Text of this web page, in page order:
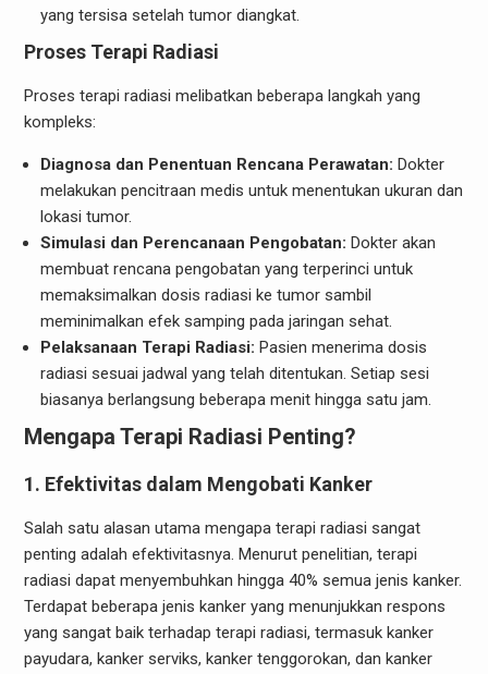
yang tersisa setelah tumor diangkat.
Proses Terapi Radiasi
Proses terapi radiasi melibatkan beberapa langkah yang
kompleks:
Diagnosa dan Penentuan Rencana Perawatan: Dokter
melakukan pencitraan medis untuk menentukan ukuran dan
lokasi tumor.
Simulasi dan Perencanaan Pengobatan: Dokter akan
membuat rencana pengobatan yang terperinci untuk
memaksimalkan dosis radiasi ke tumor sambil
meminimalkan efek samping pada jaringan sehat.
Pelaksanaan Terapi Radiasi: Pasien menerima dosis
radiasi sesuai jadwal yang telah ditentukan. Setiap sesi
biasanya berlangsung beberapa menit hingga satu jam.
Mengapa Terapi Radiasi Penting?
1. Efektivitas dalam Mengobati Kanker
Salah satu alasan utama mengapa terapi radiasi sangat
penting adalah efektivitasnya. Menurut penelitian, terapi
radiasi dapat menyembuhkan hingga 40% semua jenis kanker.
Terdapat beberapa jenis kanker yang menunjukkan respons
yang sangat baik terhadap terapi radiasi, termasuk kanker
payudara, kanker serviks, kanker tenggorokan, dan kanker